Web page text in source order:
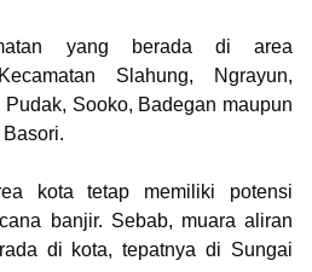
yang berada di area
Slahung, Ngrayun,
Sooko, Badegan maupun
kota tetap memiliki potensi
banjir. Sebab, muara aliran
di kota, tepatnya di Sungai